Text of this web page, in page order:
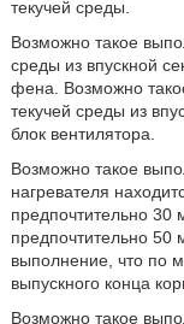
текучей среды.
Возможно такое
среды из впускной
фена. Возможно
текучей среды из
блок вентилятора.
Возможно такое
нагревателя
предпочтительно 30
предпочтительно
выполнение, что по
выпускного конца
Возможно такое